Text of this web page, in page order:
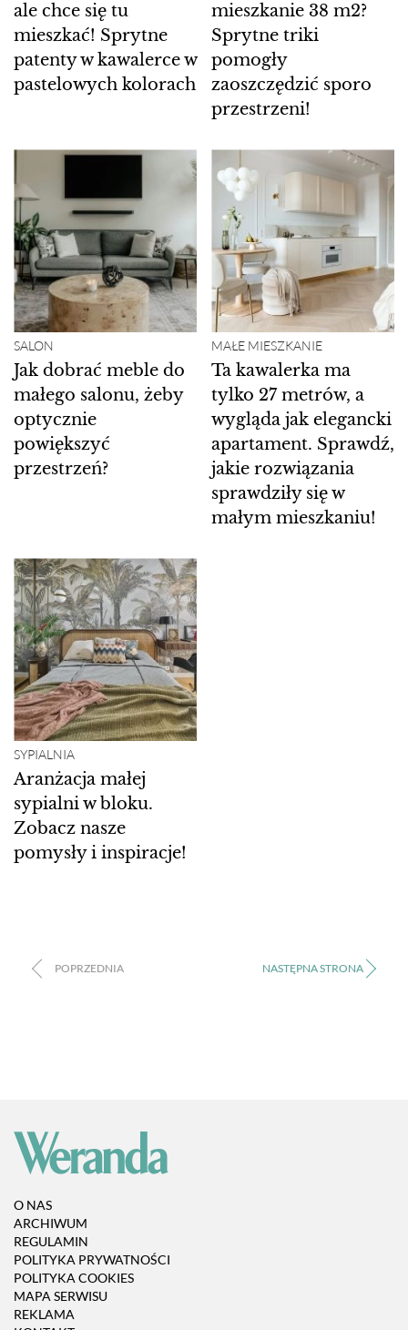
ale chce się tu
mieszkać! Sprytne
patenty w kawalerce w
pastelowych kolorach
mieszkanie 38 m2?
Sprytne triki
pomogły
zaoszczędzić sporo
przestrzeni!
SALON
Jak dobrać meble do
małego salonu, żeby
optycznie
powiększyć
przestrzeń?
MAŁE MIESZKANIE
Ta kawalerka ma
tylko 27 metrów, a
wygląda jak elegancki
apartament. Sprawdź,
jakie rozwiązania
sprawdziły się w
małym mieszkaniu!
SYPIALNIA
Aranżacja małej
sypialni w bloku.
Zobacz nasze
pomysły i inspiracje!
O NAS
ARCHIWUM
REGULAMIN
POLITYKA PRYWATNOŚCI
POLITYKA COOKIES
MAPA SERWISU
REKLAMA